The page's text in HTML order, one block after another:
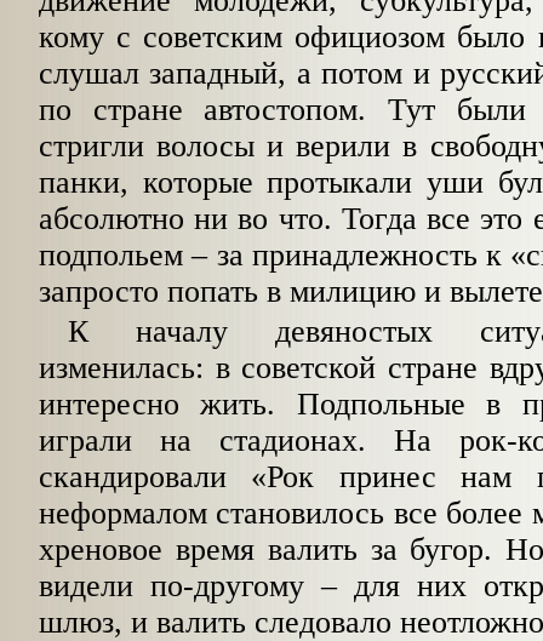
кому с советским официозом было
слушал западный, а потом и
по стране автостопом. Тут
стригли волосы и верили в
панки, которые протыкали уши
абсолютно ни во что. Тогда все
подпольем – за принадлежность к
запросто попать в милицию и
К началу девяностых
изменилась: в советской стране
интересно жить. Подпольные в
играли на стадионах. На рок-
скандировали «Рок принес нам
неформалом становилось все более
хреновое время валить за бугор.
видели по-другому – для них
шлюз, и валить следовало